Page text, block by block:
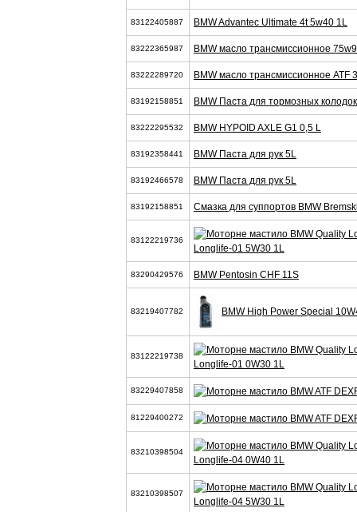
83122405887 BMW Advantec Ultimate 4t 5w40 1L
83222365987 BMW масло трансмиссионное
83222289720 BMW масло трансмиссионное ATF
83192158851 BMW Паста для тормозных колодок
83222295532 BMW HYPOID AXLE G1 0,5 L
83192358441 BMW Паста для рук 5L
83192466578 BMW Паста для рук 5L
83192158851 Смазка для суппортов BMW
83122219736
Longlife-01 5W30 1L
83290429576 BMW Pentosin CHF 11S
83219407782 BMW High Power Special
83122219738
Longlife-01 0W30 1L
83229407858
81229400272
83210398504
Longlife-04 0W40 1L
83210398507
Longlife-04 5W30 1L